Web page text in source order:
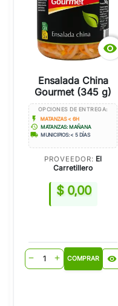

Ensalada China
Gourmet (345 g)
OPCIONES DE ENTREGA:
flash_on MATANZAS < 6H
history MATANZAS: MAÑANA
local_shipping MUNICIPIOS: < 5 DÍAS
PROVEEDOR: El
Carretillero
$ 0,00
remove add COMPRAR visibility